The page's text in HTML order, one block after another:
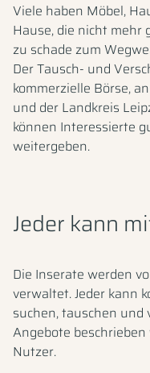
Viele haben Möbel,
Hause, die nicht mehr
zu schade zum
Der Tausch- und
kommerzielle Börse,
und der Landkreis
können Interessierte
weitergeben.
Jeder kann
Die Inserate werden
verwaltet. Jeder kann
suchen, tauschen und
Angebote
Nutzer.